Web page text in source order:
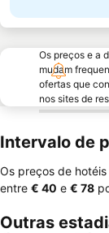
Os preços e a
mudam
ofertas que
nos sites de
Intervalo de
Os preços de
entre ‎€ 40 e ‎€ 78
Outras